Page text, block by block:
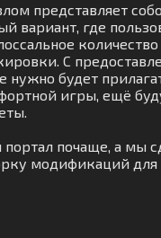
представляет
вариант, где
С
нужно будет
игры, ещё
портал почаще, а мы
модификаций для